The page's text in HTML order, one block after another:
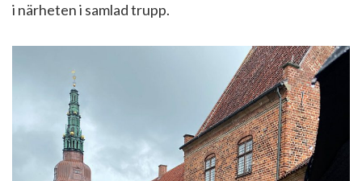
i närheten i samlad trupp.